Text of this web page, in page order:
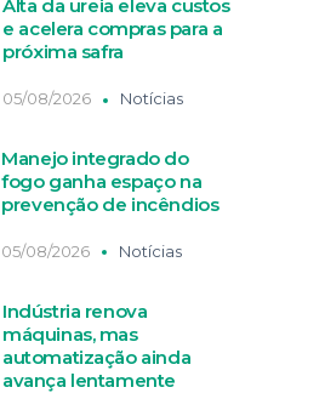
Alta da ureia eleva custos
e acelera compras para a
próxima safra
05/08/2026 Notícias
Manejo integrado do
fogo ganha espaço na
prevenção de incêndios
05/08/2026 Notícias
Indústria renova
máquinas, mas
automatização ainda
avança lentamente